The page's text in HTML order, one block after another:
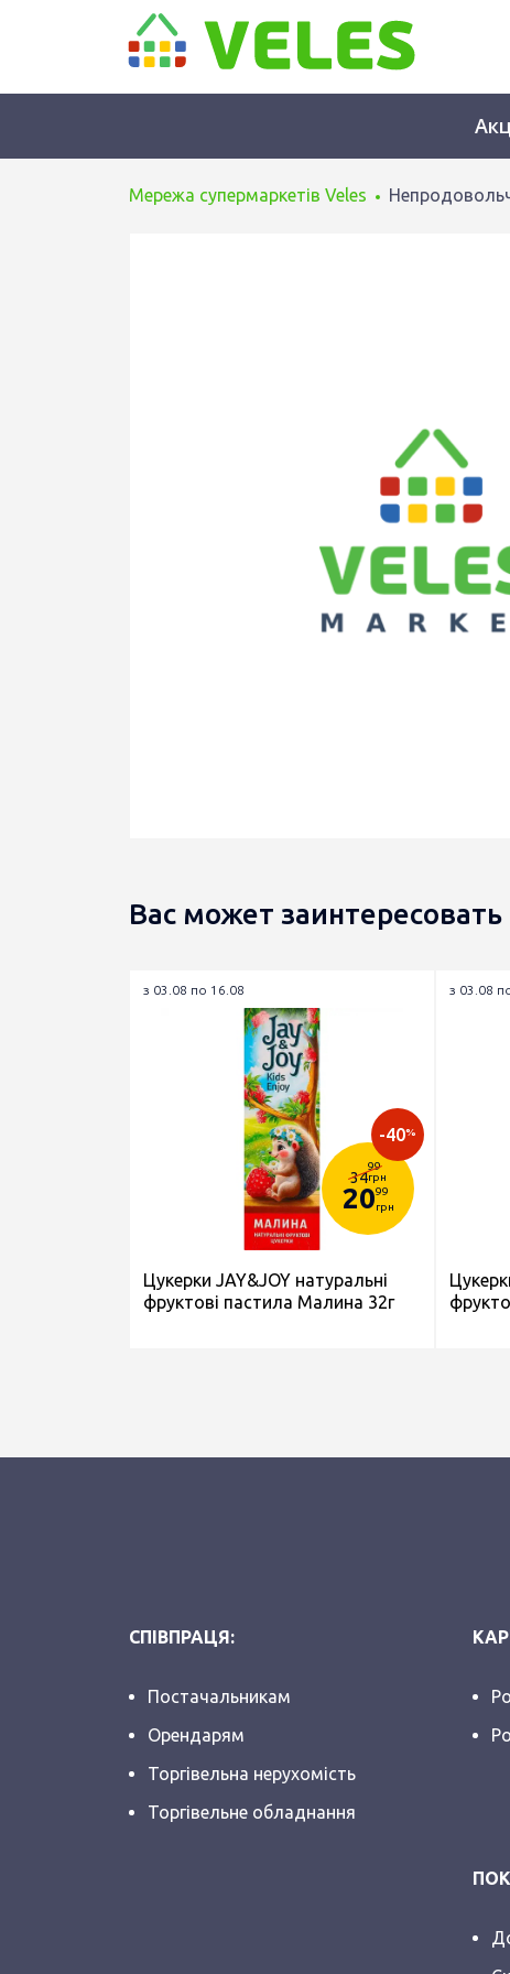
Мережа супермаркетів Veles
Вас может заинтересовать
з 03.08 по 16.08
34
99
грн
2099
грн
-40%
Цукерки JAY&JOY натуральні
фруктові пастила Малина 32г
з 03.08
СПІВПРАЦЯ:
Постачальникам
Орендарям
Торгівельна нерухомість
Торгівельне обладнання